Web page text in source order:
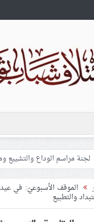
تحذيرات من استغلال
ملفّ إنسانيّ مؤلم.. الأسيرات
55 مأتمًا وحسينيّة يعترضون على الإجراءات القمعيّة للنظام في موسم عاشوراء
الموقف الأسبوعيّ: في عيد
والتطبيع